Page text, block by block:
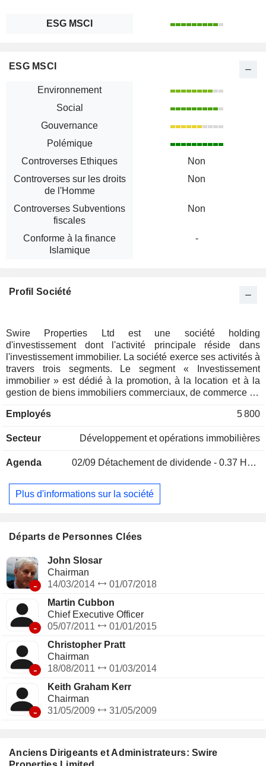
Anciens Dirigeants et Administrateurs: Swire
ESG MSCI
ESG MSCI
Environnement
Social
Gouvernance
Polémique
Controverses Ethiques
Non
Controverses sur les droits
de l'Homme
Non
Controverses Subventions
fiscales
Non
Conforme à la finance
Islamique
-
Profil Société
Swire Properties Ltd est une société holding
d'investissement dont l'activité principale réside dans
l'investissement immobilier. La société exerce ses activités à
travers trois segments. Le segment « Investissement
immobilier » est dédié à la promotion, à la location et à la
gestion de biens immobiliers commerciaux, de commerce de
l'investissement et à l'exploitation d'hôtels ; il détient et gère
et aux États-Unis par l'intermédiaire de Swire Hotels. Le
promotion, à la construction et à la vente de biens
Employés 5 800
Secteur Développement et opérations immobilières
Agenda 02/09 Détachement de dividende - 0.37 HKD
Plus d'informations sur la société
Départs de Personnes Clées
-
John Slosar
Chairman
14/03/2014
01/07/2018
-
Martin Cubbon
Chief Executive Officer
05/07/2011
01/01/2015
-
Christopher Pratt
Chairman
18/08/2011
01/03/2014
-
Keith Graham Kerr
Chairman
31/05/2009
31/05/2009